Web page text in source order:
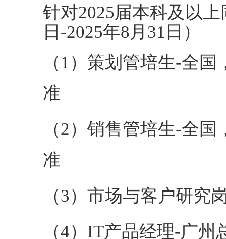
针对2025届本科及以上
日-2025年8月 31 日）
（ 1） 策划管培生-全国
准
（2）销售管培生-全国
准
（3） 市场与客户研究
（4） IT产品经理-广州